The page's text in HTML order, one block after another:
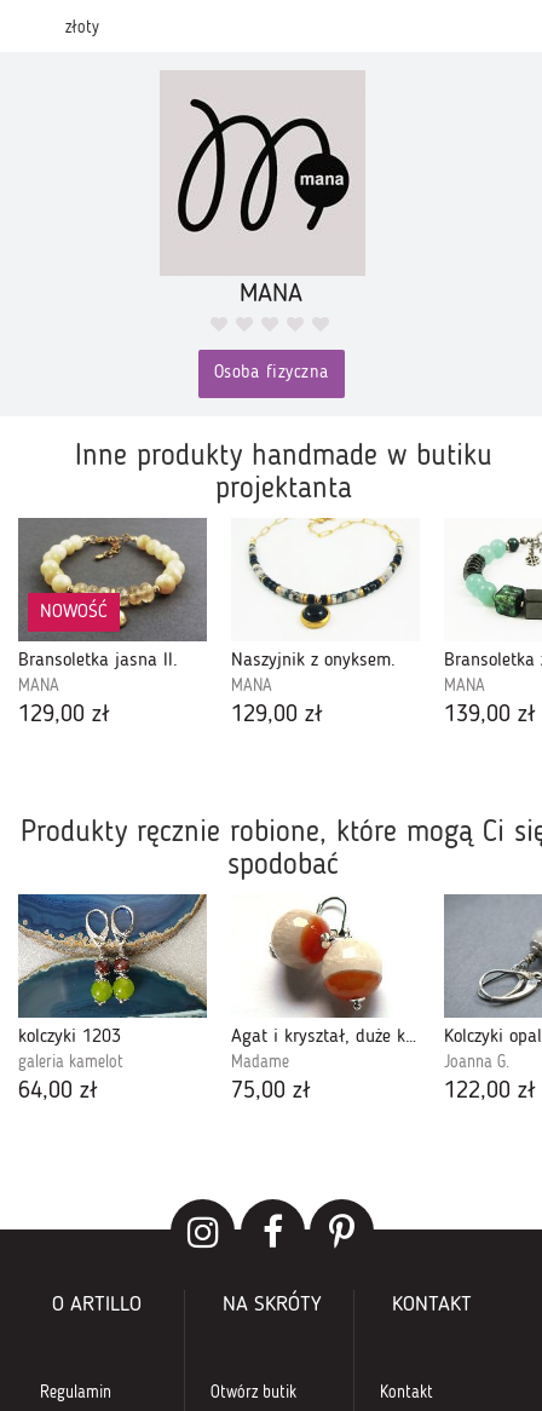
złoty
MANA
Osoba fizyczna
Inne produkty handmade w butiku
projektanta
NOWOŚĆ
Bransoletka jasna II.
MANA
129,00 zł
Naszyjnik z onyksem.
MANA
129,00 zł
MANA
139,00 zł
Produkty ręcznie robione, które mogą Ci
spodobać
kolczyki 1203
galeria kamelot
64,00 zł
Agat i kryształ, duże kule w srebrze, kolczyki
Madame
75,00 zł
Joanna G.
122,00 zł
O ARTILLO
Regulamin
NA SKRÓTY
Otwórz butik
KONTAKT
Kontakt